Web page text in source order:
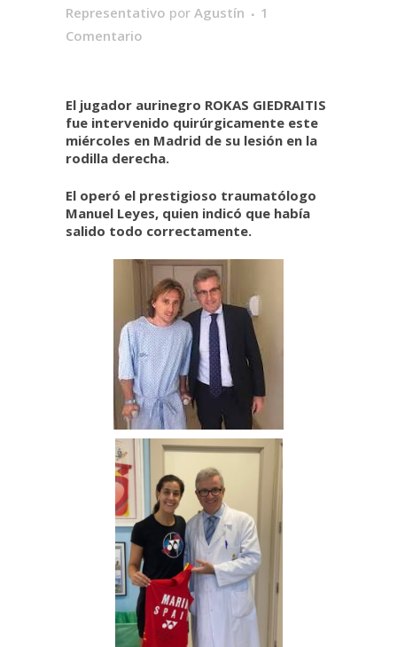
Representativo por Agustín
1
Comentario
El jugador aurinegro ROKAS GIEDRAITIS
fue intervenido quirúrgicamente este
miércoles en Madrid de su lesión en la
rodilla derecha.
El operó el prestigioso traumatólogo
Manuel Leyes, quien indicó que había
salido todo correctamente.